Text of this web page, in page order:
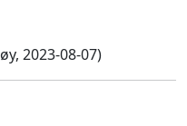
2023-08-07)